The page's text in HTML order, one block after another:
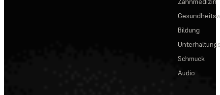
Bildung
Schmuck
Audio